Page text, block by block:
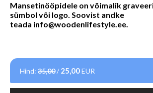
Mansetinööpidele on võimalik
sümbol või logo. Soovist andke
teada info@woodenlifestyle.ee.
Hind: 35,00/ 25,00EUR